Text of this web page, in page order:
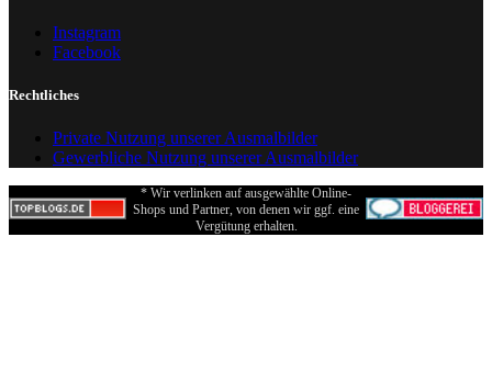
Instagram
Facebook
Rechtliches
Private Nutzung unserer Ausmalbilder
Gewerbliche Nutzung unserer Ausmalbilder
* Wir verlinken auf ausgewählte Online-
Shops und Partner, von denen wir ggf. eine
Vergütung erhalten.